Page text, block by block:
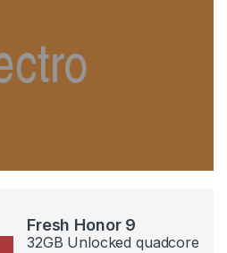
Fresh Honor 9
32GB Unlocked quadcore